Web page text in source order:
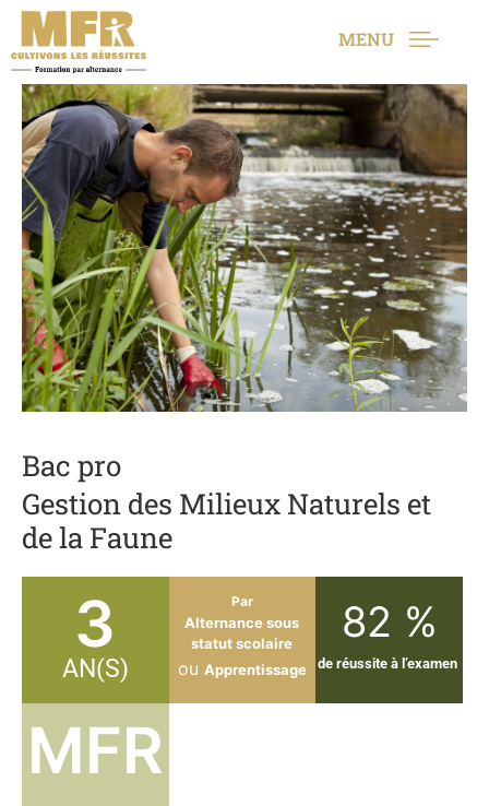
MENU
Bac pro
Gestion des Milieux Naturels et
de la Faune
3
AN(S)
Par
Alternance sous
statut scolaire
ou Apprentissage
82 %
de réussite à l’examen
MFR